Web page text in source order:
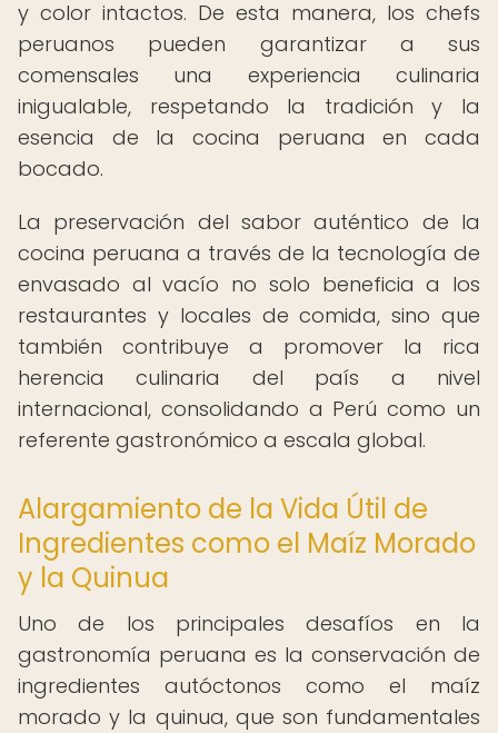
y color intactos. De esta manera, los chefs
peruanos pueden garantizar a sus
comensales una experiencia culinaria
inigualable, respetando la tradición y la
esencia de la cocina peruana en cada
bocado.
La preservación del sabor auténtico de la
cocina peruana a través de la tecnología de
envasado al vacío no solo beneficia a los
restaurantes y locales de comida, sino que
también contribuye a promover la rica
herencia culinaria del país a nivel
internacional, consolidando a Perú como un
referente gastronómico a escala global.
Alargamiento de la Vida Útil de
Ingredientes como el Maíz Morado
y la Quinua
Uno de los principales desafíos en la
gastronomía peruana es la conservación de
ingredientes autóctonos como el maíz
morado y la quinua, que son fundamentales